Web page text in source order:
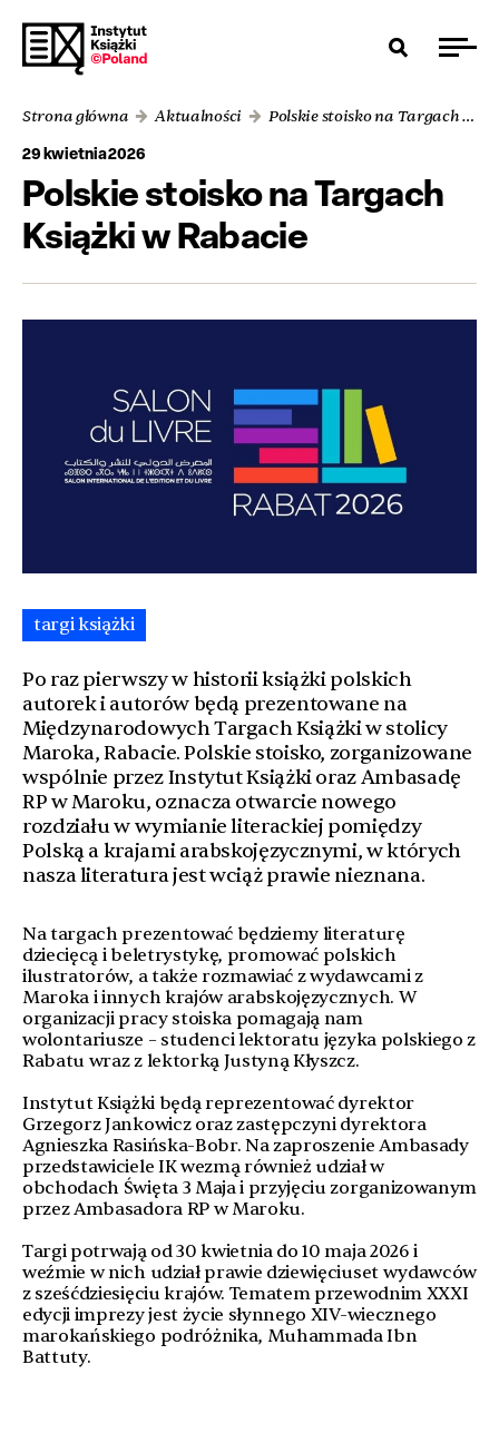
Strona główna Aktualności Polskie stoisko na Targach Książki w Rabacie
29 kwietnia 2026
Polskie stoisko na Targach
Książki w Rabacie
targi książki
Po raz pierwszy w historii książki polskich
autorek i autorów będą prezentowane na
Międzynarodowych Targach Książki w stolicy
Maroka, Rabacie. Polskie stoisko, zorganizowane
wspólnie przez Instytut Książki oraz Ambasadę
RP w Maroku, oznacza otwarcie nowego
rozdziału w wymianie literackiej pomiędzy
Polską a krajami arabskojęzycznymi, w których
nasza literatura jest wciąż prawie nieznana.
Na targach prezentować będziemy literaturę
dziecięcą i beletrystykę, promować polskich
ilustratorów, a także rozmawiać z wydawcami z
Maroka i innych krajów arabskojęzycznych. W
organizacji pracy stoiska pomagają nam
wolontariusze – studenci lektoratu języka polskiego z
Rabatu wraz z lektorką Justyną Kłyszcz.
Instytut Książki będą reprezentować dyrektor
Grzegorz Jankowicz oraz zastępczyni dyrektora
Agnieszka Rasińska-Bobr. Na zaproszenie Ambasady
przedstawiciele IK wezmą również udział w
obchodach Święta 3 Maja i przyjęciu zorganizowanym
przez Ambasadora RP w Maroku.
Targi potrwają od 30 kwietnia do 10 maja 2026 i
weźmie w nich udział prawie dziewięciuset wydawców
z sześćdziesięciu krajów. Tematem przewodnim XXXI
edycji imprezy jest życie słynnego XIV-wiecznego
marokańskiego podróżnika, Muhammada Ibn
Battuty.